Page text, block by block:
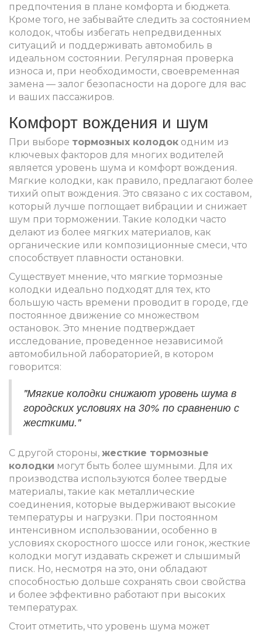
предпочтения в плане комфорта и бюджета.
Кроме того, не забывайте следить за состоянием
колодок, чтобы избегать непредвиденных
ситуаций и поддерживать автомобиль в
идеальном состоянии. Регулярная проверка
износа и, при необходимости, своевременная
замена — залог безопасности на дороге для вас
и ваших пассажиров.
Комфорт вождения и шум
При выборе тормозных колодок одним из
ключевых факторов для многих водителей
является уровень шума и комфорт вождения.
Мягкие колодки, как правило, предлагают более
тихий опыт вождения. Это связано с их составом,
который лучше поглощает вибрации и снижает
шум при торможении. Такие колодки часто
делают из более мягких материалов, как
органические или композиционные смеси, что
способствует плавности остановки.
Существует мнение, что мягкие тормозные
колодки идеально подходят для тех, кто
большую часть времени проводит в городе, где
постоянное движение со множеством
остановок. Это мнение подтверждает
исследование, проведенное независимой
автомобильной лабораторией, в котором
говорится:
"Мягкие колодки снижают уровень шума в
городских условиях на 30% по сравнению с
жесткими."
С другой стороны, жесткие тормозные
колодки могут быть более шумными. Для их
производства используются более твердые
материалы, такие как металлические
соединения, которые выдерживают высокие
температуры и нагрузки. При постоянном
интенсивном использовании, особенно в
условиях скоростного шоссе или гонок, жесткие
колодки могут издавать скрежет и слышимый
писк. Но, несмотря на это, они обладают
способностью дольше сохранять свои свойства
и более эффективно работают при высоких
температурах.
Стоит отметить, что уровень шума может